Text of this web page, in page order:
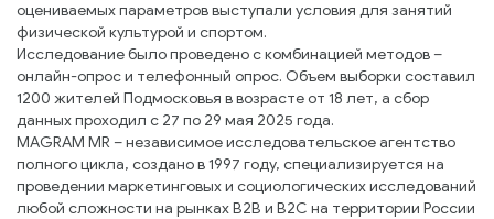
оцениваемых параметров выступали условия для занятий
физической культурой и спортом.
Исследование было проведено с комбинацией методов –
онлайн-опрос и телефонный опрос. Объем выборки составил
1200 жителей Подмосковья в возрасте от 18 лет, а сбор
данных проходил с 27 по 29 мая 2025 года.
MAGRAM MR – независимое исследовательское агентство
полного цикла, создано в 1997 году, специализируется на
проведении маркетинговых и социологических исследований
любой сложности на рынках B2B и B2C на территории России